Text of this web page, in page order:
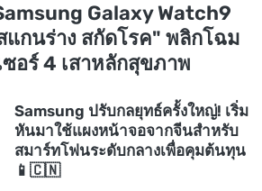
Galaxy Watch9
กนร่าง สกัดโรค" พลิกโฉม
ซอร์ 4 เสาหลักสุขภาพ
Samsung ปรับกลยุทธ์ครั้งใหญ่! เริ่ม
หันมาใช้แผงหน้าจอจากจีนสำหรับ
สมาร์ทโฟนระดับกลางเพื่อคุมต้นทุน
📱🇨🇳